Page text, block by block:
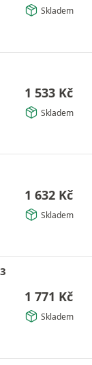
Skladem
1 533 Kč
Skladem
1 632 Kč
Skladem
1 771 Kč
Skladem